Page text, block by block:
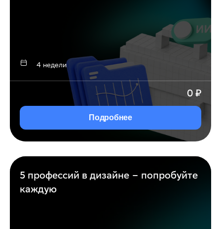
4 недели
0 ₽
Подробнее
5 профессий в дизайне – попробуйте
каждую